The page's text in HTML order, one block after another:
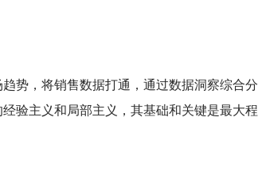
势，将销售数据打通，通过数据洞察综合分
验主义和局部主义，其基础和关键是最大程